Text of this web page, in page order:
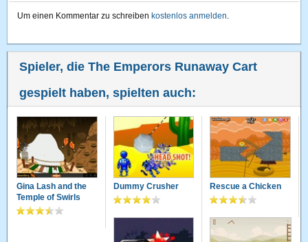
Um einen Kommentar zu schreiben kostenlos anmelden.
Spieler, die The Emperors Runaway Cart
gespielt haben, spielten auch:
Gina Lash and the
Temple of Swirls
Dummy Crusher Rescue a Chicken